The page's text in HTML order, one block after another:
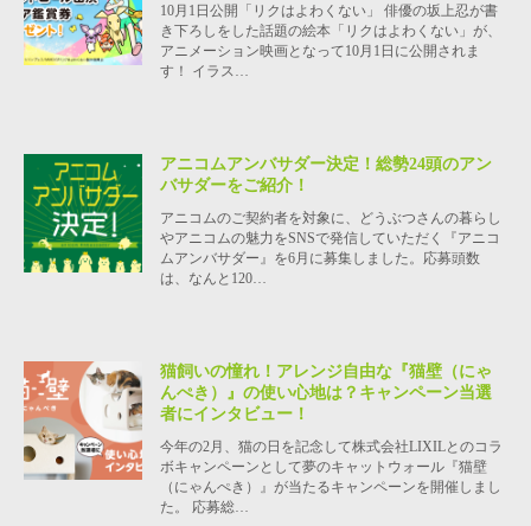
10月1日公開「リクはよわくない」 俳優の坂上忍が書
き下ろしをした話題の絵本「リクはよわくない」が、
アニメーション映画となって10月1日に公開されま
す！ イラス…
アニコムアンバサダー決定！総勢24頭のアン
バサダーをご紹介！
アニコムのご契約者を対象に、どうぶつさんの暮らし
やアニコムの魅力をSNSで発信していただく『アニコ
ムアンバサダー』を6月に募集しました。応募頭数
は、なんと120…
猫飼いの憧れ！アレンジ自由な『猫壁（にゃ
んぺき）』の使い心地は？キャンペーン当選
者にインタビュー！
今年の2月、猫の日を記念して株式会社LIXILとのコラ
ボキャンペーンとして夢のキャットウォール『猫壁
（にゃんぺき）』が当たるキャンペーンを開催しまし
た。 応募総…